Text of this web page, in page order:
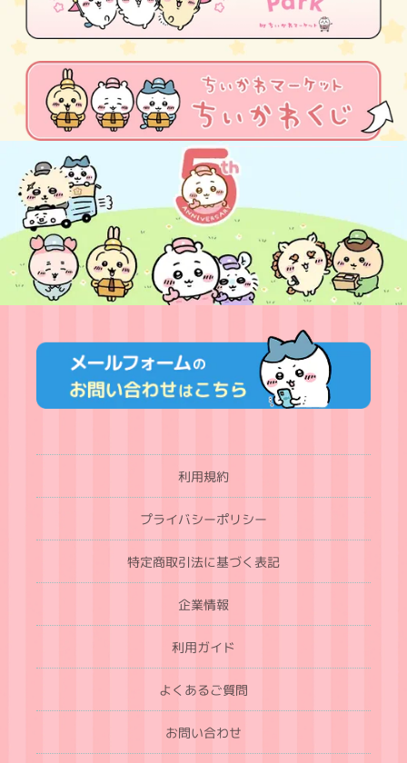
利用規約
プライバシーポリシー
特定商取引法に基づく表記
企業情報
利用ガイド
よくあるご質問
お問い合わせ